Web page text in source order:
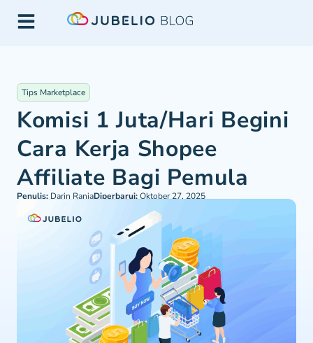
Tips Marketplace
Komisi 1 Juta/Hari Begini
Cara Kerja Shopee
Affiliate Bagi Pemula
Penulis: Darin RaniaDiperbarui:Oktober 27, 2025